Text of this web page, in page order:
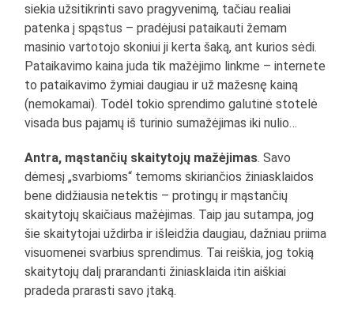
siekia užsitikrinti savo pragyvenimą, tačiau realiai
patenka į spąstus – pradėjusi pataikauti žemam
masinio vartotojo skoniui ji kerta šaką, ant kurios sėdi.
Pataikavimo kaina juda tik mažėjimo linkme – internete
to pataikavimo žymiai daugiau ir už mažesnę kainą
(nemokamai). Todėl tokio sprendimo galutinė stotelė
visada bus pajamų iš turinio sumažėjimas iki nulio…
Antra, mąstančių skaitytojų mažėjimas. Savo
dėmesį „svarbioms“ temoms skiriančios žiniasklaidos
bene didžiausia netektis – protingų ir mąstančių
skaitytojų skaičiaus mažėjimas. Taip jau sutampa, jog
šie skaitytojai uždirba ir išleidžia daugiau, dažniau priima
visuomenei svarbius sprendimus. Tai reiškia, jog tokią
skaitytojų dalį prarandanti žiniasklaida itin aiškiai
pradeda prarasti savo įtaką.